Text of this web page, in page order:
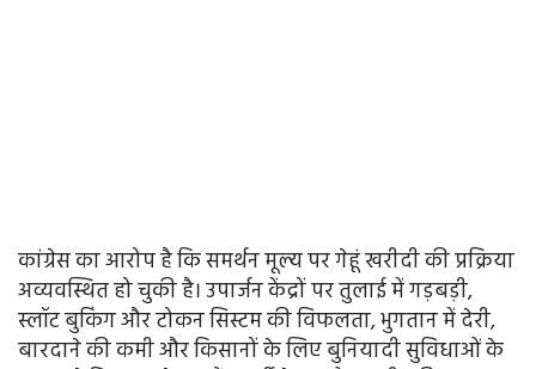
कांग्रेस का आरोप है कि समर्थन मूल्य पर गेहूं खरीदी की प्रक्रिया
अव्यवस्थित हो चुकी है। उपार्जन केंद्रों पर तुलाई में गड़बड़ी,
स्लॉट बुकिंग और टोकन सिस्टम की विफलता, भुगतान में देरी,
बारदाने की कमी और किसानों के लिए बुनियादी सुविधाओं के